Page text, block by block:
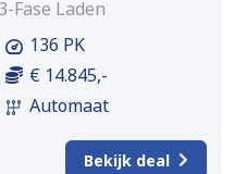
Fase Laden
136 PK
€ 14.845,-
Automaat
Bekijk deal